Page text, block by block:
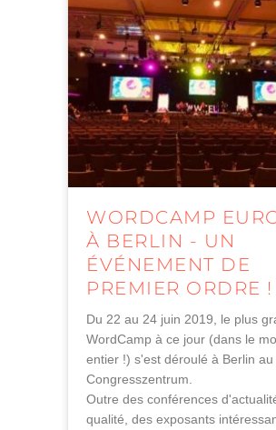
WORDCAMP
À BERLIN - UN
ÉVÉNEMENT DE
PREMIER ORDRE !
Du 22 au 24 juin 2019, le plus
WordCamp à ce jour (dans le
entier !) s'est déroulé à Berlin au
Congresszentrum.
Outre des conférences
qualité, des exposants